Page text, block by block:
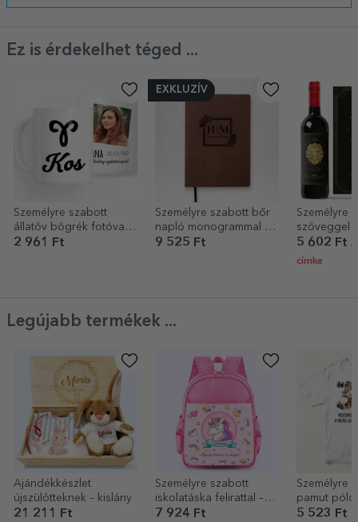
Ez is érdekelhet téged ...
Személyre szabott
állatöv bögrék fotóval
és szöveggel - Kos
2 961 Ft
EXKLUZÍV
Személyre szabott bőr
napló monogrammal és
névvel - Elegáns
9 525 Ft
Személyre
szöveggel
jelével -
5 602 Ft /
címke
Legújabb termékek ...
Ajándékkészlet
újszülötteknek – kislány
21 211 Ft
Személyre szabott
iskolatáska felirattal –
Unicorn
7 924 Ft
Személyre
pamut
és
5 523 Ft